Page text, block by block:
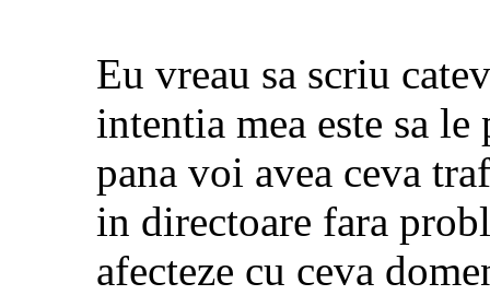
Eu vreau sa scriu
intentia mea este sa
pana voi avea ceva
in directoare fara
afecteze cu ceva